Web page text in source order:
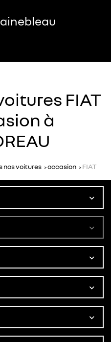
FIAT
à
nos voitures occasion FIAT